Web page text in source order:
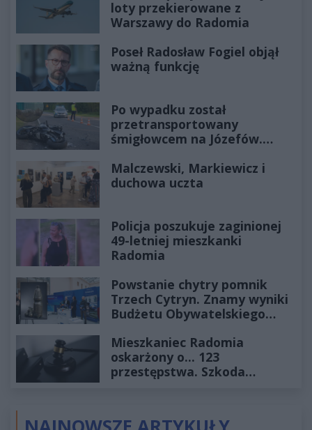
loty przekierowane z
Warszawy do Radomia
Poseł Radosław Fogiel objął
ważną funkcję
Po wypadku został
przetransportowany
śmigłowcem na Józefów.
Malczewski, Markiewicz i
duchowa uczta
Policja poszukuje zaginionej
49-letniej mieszkanki
Radomia
Powstanie chytry pomnik
Trzech Cytryn. Znamy wyniki
Budżetu Obywatelskiego
Mieszkaniec Radomia
oskarżony o... 123
przestępstwa. Szkoda